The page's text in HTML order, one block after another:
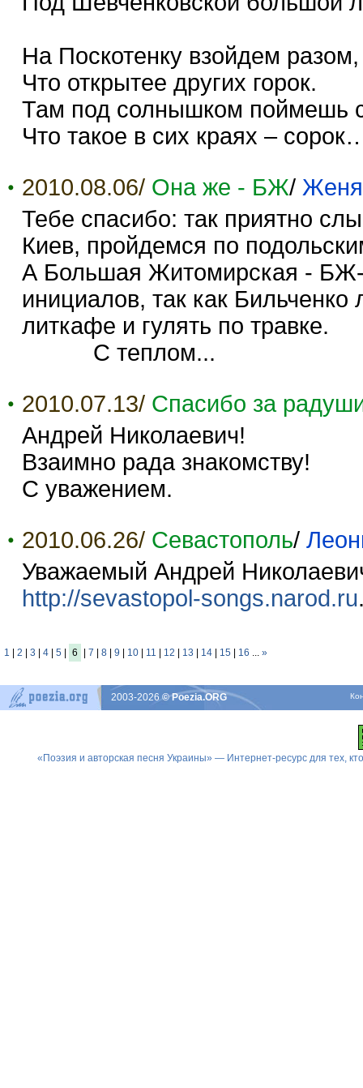
На Поскотенку взойдем разом,
Что открытее других горок.
Там под солнышком поймешь
Что такое в сих краях –
2010.08.06/ Она же - БЖ/ Женя
Тебе спасибо: так приятно
Киев, пройдемся по
А Большая Житомирская - БЖ-
инициалов, так как
литкафе и гулять по травке.
С теплом...
2010.07.13/ Спасибо за
Андрей Николаевич!
Взаимно рада знакомству!
С уважением.
2010.06.26/ Севастополь/
Уважаемый Андрей
http://sevastopol-songs.narod.ru
1 2 3 4 5 6 7 8 9 10 11 12 13 14 15 16 ... »
2003-2026© Poezia.ORG
«Поэзия и авторская песня Украины» — Интернет-ресурс для тех,